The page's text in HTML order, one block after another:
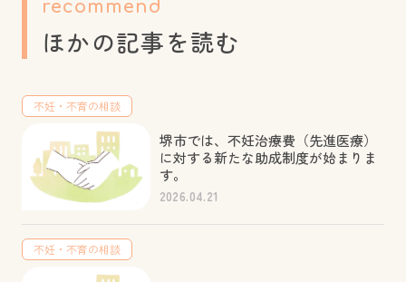
recommend
ほかの記事を読む
不妊・不育の相談
堺市では、不妊治療費（先進医療）
に対する新たな助成制度が始まりま
す。
2026.04.21
不妊・不育の相談